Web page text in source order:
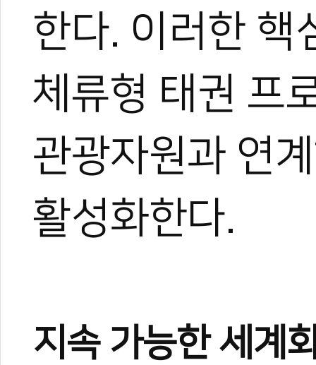
한다. 이러한 핵
체류형 태권 프
관광자원과 연
활성화한다.
지속 가능한 세계